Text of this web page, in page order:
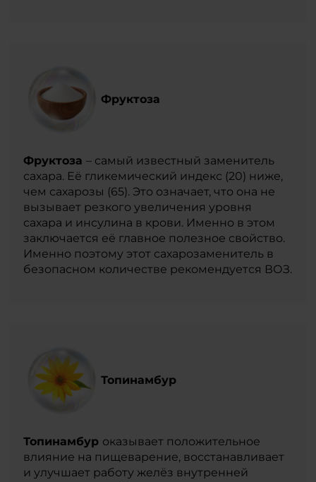
Фруктоза
Фруктоза– самый известный заменитель
сахара. Её гликемический индекс (20) ниже,
чем сахарозы (65). Это означает, что она не
вызывает резкого увеличения уровня
сахара и инсулина в крови. Именно в этом
заключается её главное полезное свойство.
Именно поэтому этот сахарозаменитель в
безопасном количестве рекомендуется ВОЗ.
Топинамбур
Топинамбур оказывает положительное
влияние на пищеварение, восстанавливает
и улучшает работу желёз внутренней